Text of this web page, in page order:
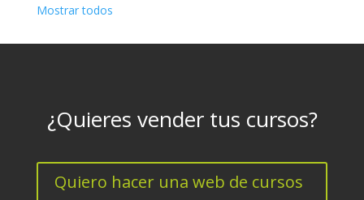
Mostrar todos
¿Quieres vender tus cursos?
Quiero hacer una web de cursos